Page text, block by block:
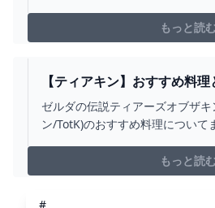
もっと読
【ティアキン】おすすめ料
【ゼルダの伝説ティアーズオ
SAMURAI GAMERS
ゼルダの伝説ティアーズオブザ
ン/TotK)のおすすめ料理について
もっと読
#